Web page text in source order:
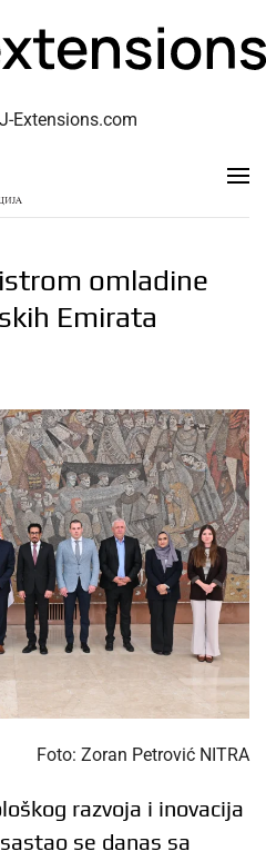
Extensions.com
omladine
Emirata
Foto: Zoran Petrović NITRA
razvoja i inovacija
se danas sa